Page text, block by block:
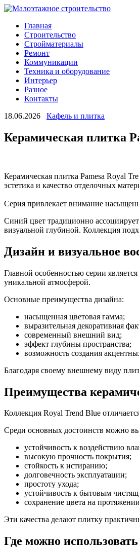
Главная
Строительство
Стройматериалы
Ремонт
Коммуникации
Техника и оборудование
Интерьер
Разное
Контакты
18.06.2026
Кафель и плитка
Керамическая плитка
Керамическая плитка Pamesa Royal
эстетика и качество отделочных
Серия привлекает внимание
Синий цвет традиционно
визуальной глубиной. Коллекция
Дизайн и визуальное
Главной особенностью серии
уникальной атмосферой.
Основные преимущества дизайна:
насыщенная цветовая гамма;
выразительная декоративная
современный внешний вид;
эффект глубины пространства;
возможность создания
Благодаря своему внешнему виду
Преимущества
Коллекция Royal Trend Blue
Среди основных достоинств можно
устойчивость к воздействию
высокую прочность покрытия;
стойкость к истиранию;
долговечность эксплуатации;
простоту ухода;
устойчивость к бытовым
сохранение цвета на
Эти качества делают плитку
Где можно